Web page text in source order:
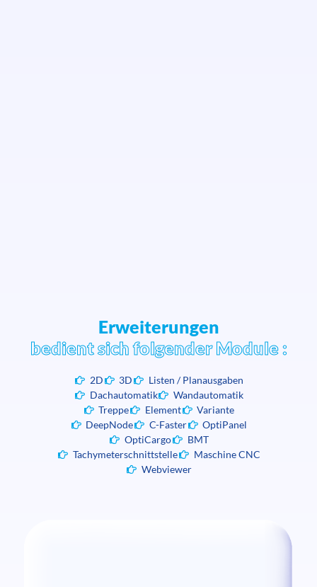
Erweiterungen
bedient sich folgender Module :
2D 3D
Listen / Planausgaben
Dachautomatik
Wandautomatik
Treppe
Element
Variante
DeepNode
C-Faster
OptiPanel
OptiCargo
BMT
Tachymeterschnittstelle
Maschine CNC
Webviewer